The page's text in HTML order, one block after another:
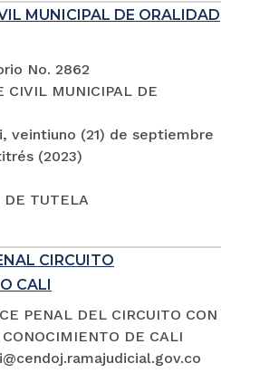
MUNICIPAL DE ORALIDAD
No. 2862
CIVIL MUNICIPAL DE
veintiuno (21) de septiembre
(2023)
DE TUTELA
CIRCUITO
CALI
PENAL DEL CIRCUITO CON
DE CALI